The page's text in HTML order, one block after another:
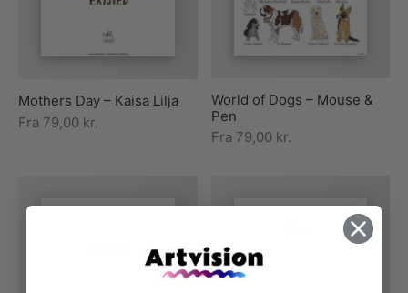
Mothers Day – Kaisa Lilja
Fra 79,00 kr.
World of Dogs – Mouse &
Pen
Fra 79,00 kr.